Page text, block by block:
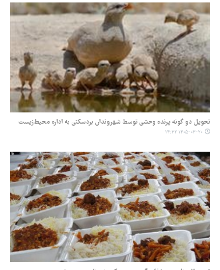
تحویل دو گونه پرنده وحشی توسط شهروندان بردسکنی به اداره محیط‌زیست
۱۴۰۵-۰۳-۲۰ ۱۴:۳۲